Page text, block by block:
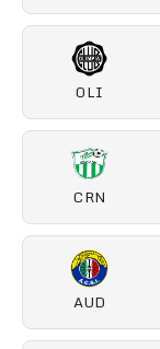
OLI
CRN
AUD